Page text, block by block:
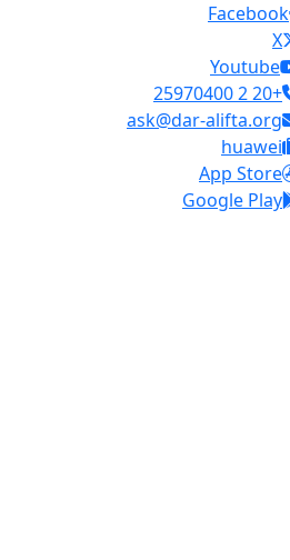
Facebook
X
Youtube
+20 2 25970400
ask@dar-alifta.org
huawei
App Store
Google Play